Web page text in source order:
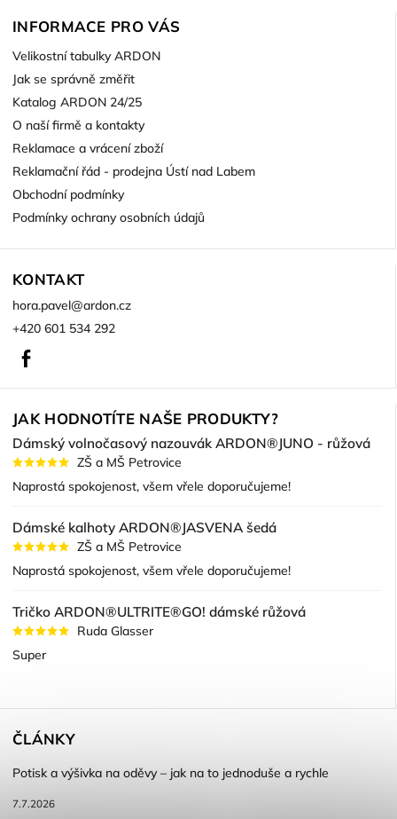
INFORMACE PRO VÁS
Velikostní tabulky ARDON
Jak se správně změřit
Katalog ARDON 24/25
O naší firmě a kontakty
Reklamace a vrácení zboží
Reklamační řád - prodejna Ústí nad Labem
Obchodní podmínky
Podmínky ochrany osobních údajů
KONTAKT
hora.pavel@ardon.cz
+420 601 534 292
JAK HODNOTÍTE NAŠE PRODUKTY?
Dámský volnočasový nazouvák ARDON®JUNO - růžová
ZŠ a MŠ Petrovice
Naprostá spokojenost, všem vřele doporučujeme!
Dámské kalhoty ARDON®JASVENA šedá
ZŠ a MŠ Petrovice
Naprostá spokojenost, všem vřele doporučujeme!
Tričko ARDON®ULTRITE®GO! dámské růžová
Ruda Glasser
Super
ČLÁNKY
Potisk a výšivka na oděvy – jak na to jednoduše a rychle
7.7.2026